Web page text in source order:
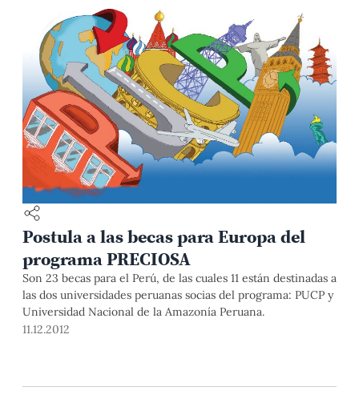
Postula a las becas para Europa del
programa PRECIOSA
Son 23 becas para el Perú, de las cuales 11 están destinadas a
las dos universidades peruanas socias del programa: PUCP y
Universidad Nacional de la Amazonía Peruana.
11.12.2012